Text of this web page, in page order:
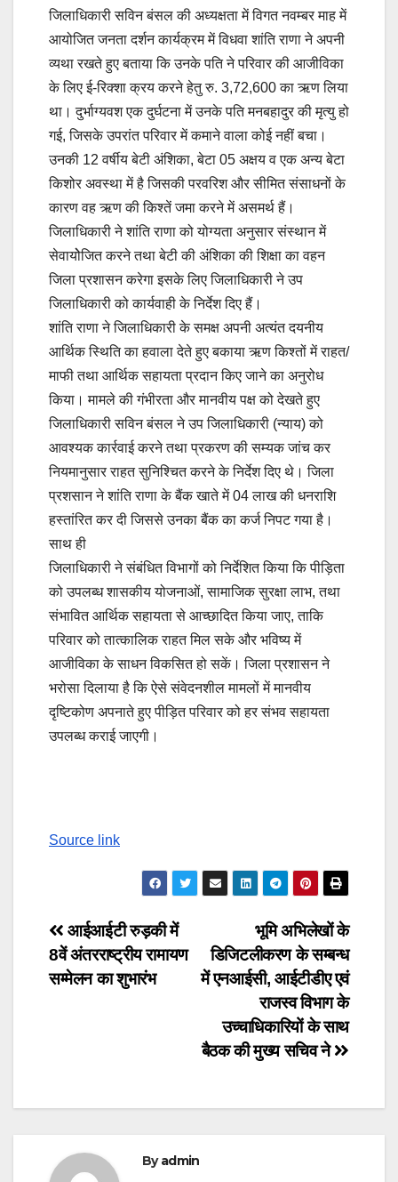
जिलाधिकारी सविन बंसल की अध्यक्षता में विगत नवम्बर माह में
आयोजित जनता दर्शन कार्यक्रम में विधवा शांति राणा ने अपनी
व्यथा रखते हुए बताया कि उनके पति ने परिवार की आजीविका
के लिए ई-रिक्शा क्रय करने हेतु रु. 3,72,600 का ऋण लिया
था। दुर्भाग्यवश एक दुर्घटना में उनके पति मनबहादुर की मृत्यु हो
गई, जिसके उपरांत परिवार में कमाने वाला कोई नहीं बचा।
उनकी 12 वर्षीय बेटी अंशिका, बेटा 05 अक्षय व एक अन्य बेटा
किशोर अवस्था में है जिसकी परवरिश और सीमित संसाधनों के
कारण वह ऋण की किश्तें जमा करने में असमर्थ हैं।
जिलाधिकारी ने शांति राणा को योग्यता अनुसार संस्थान में
सेवायोेजित करने तथा बेटी की अंशिका की शिक्षा का वहन
जिला प्रशासन करेगा इसके लिए जिलाधिकारी ने उप
जिलाधिकारी को कार्यवाही के निर्देश दिए हैं।
शांति राणा ने जिलाधिकारी के समक्ष अपनी अत्यंत दयनीय
आर्थिक स्थिति का हवाला देते हुए बकाया ऋण किश्तों में राहत/
माफी तथा आर्थिक सहायता प्रदान किए जाने का अनुरोध
किया। मामले की गंभीरता और मानवीय पक्ष को देखते हुए
जिलाधिकारी सविन बंसल ने उप जिलाधिकारी (न्याय) को
आवश्यक कार्रवाई करने तथा प्रकरण की सम्यक जांच कर
नियमानुसार राहत सुनिश्चित करने के निर्देश दिए थे। जिला
प्रशसान ने शांति राणा के बैंक खाते में 04 लाख की धनराशि
हस्तांरित कर दी जिससे उनका बैंक का कर्ज निपट गया है।
साथ ही
जिलाधिकारी ने संबंधित विभागों को निर्देशित किया कि पीड़िता
को उपलब्ध शासकीय योजनाओं, सामाजिक सुरक्षा लाभ, तथा
संभावित आर्थिक सहायता से आच्छादित किया जाए, ताकि
परिवार को तात्कालिक राहत मिल सके और भविष्य में
आजीविका के साधन विकसित हो सकें। जिला प्रशासन ने
भरोसा दिलाया है कि ऐसे संवेदनशील मामलों में मानवीय
दृष्टिकोण अपनाते हुए पीड़ित परिवार को हर संभव सहायता
उपलब्ध कराई जाएगी।
Reading
Source link
Post
navigation
भूमि अभिलेखों के
डिजिटलीकरण के सम्बन्ध
में एनआईसी, आईटीडीए एवं
राजस्व विभाग के
उच्चाधिकारियों के साथ
बैठक की मुख्य सचिव ने
आईआईटी रुड़की में
8वें अंतरराष्ट्रीय रामायण
सम्मेलन का शुभारंभ
Byadmin